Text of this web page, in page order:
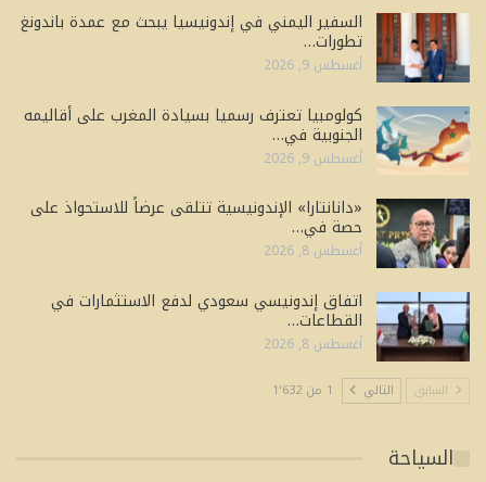
السفير اليمني في إندونيسيا يبحث مع عمدة باندونغ
تطورات…
أغسطس 9, 2026
كولومبيا تعترف رسميا بسيادة المغرب على أقاليمه
الجنوبية في…
أغسطس 9, 2026
«دانانتارا» الإندونيسية تتلقى عرضاً للاستحواذ على
حصة في…
أغسطس 8, 2026
اتفاق إندونيسي سعودي لدفع الاستثمارات في
القطاعات…
أغسطس 8, 2026
السابق التالي 1 من 1٬632
السياحة